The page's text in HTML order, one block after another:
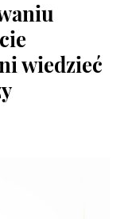
wiedzieć